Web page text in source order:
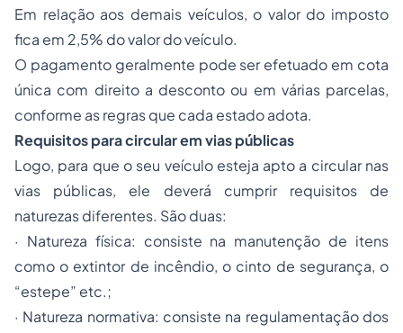
Em relação aos demais veículos, o valor do imposto
fica em 2,5% do valor do veículo.
O pagamento geralmente pode ser efetuado em cota
única com direito a desconto ou em várias parcelas,
conforme as regras que cada estado adota.
Requisitos para circular em vias públicas
Logo, para que o seu veículo esteja apto a circular nas
vias públicas, ele deverá cumprir requisitos de
naturezas diferentes. São duas:
· Natureza física: consiste na manutenção de itens
como o extintor de incêndio, o cinto de segurança, o
“estepe” etc.;
· Natureza normativa: consiste na regulamentação dos